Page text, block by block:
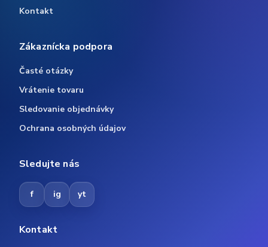
Kontakt
Zákaznícka podpora
Časté otázky
Vrátenie tovaru
Sledovanie objednávky
Ochrana osobných údajov
Sledujte nás
f ig yt
Kontakt